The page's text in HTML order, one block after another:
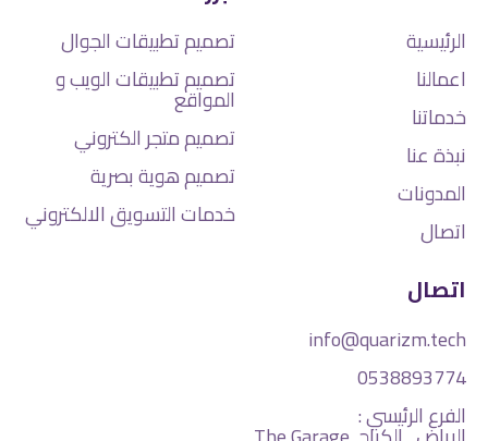
الرئيسية
اعمالنا
خدماتنا
نبذة عنا
المدونات
اتصال
تصميم تطبيقات الجوال
تصميم تطبيقات الويب و
المواقع
تصميم متجر الكتروني
تصميم هوية بصرية
خدمات التسويق الالكتروني
اتصال
info@quarizm.tech
0538893774
الفرع الرئيسي :